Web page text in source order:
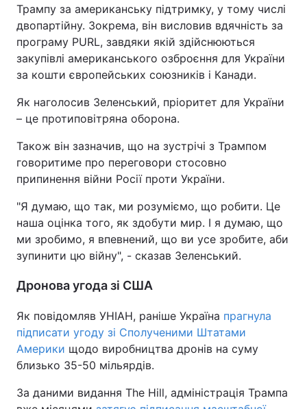
Трампу за американську підтримку, у тому числі
двопартійну. Зокрема, він висловив вдячність за
програму PURL, завдяки якій здійснюються
закупівлі американського озброєння для України
за кошти європейських союзників і Канади.
Як наголосив Зеленський, пріоритет для України
– це протиповітряна оборона.
Також він зазначив, що на зустрічі з Трампом
говоритиме про переговори стосовно
припинення війни Росії проти України.
"Я думаю, що так, ми розуміємо, що робити. Це
наша оцінка того, як здобути мир. І я думаю, що
ми зробимо, я впевнений, що ви усе зробите, аби
зупинити цю війну", - сказав Зеленський.
Дронова угода зі США
Як повідомляв УНІАН, раніше Україна прагнула
підписати угоду зі Сполученими Штатами
Америки щодо виробництва дронів на суму
близько 35-50 мільярдів.
За даними видання The Hill, адміністрація Трампа